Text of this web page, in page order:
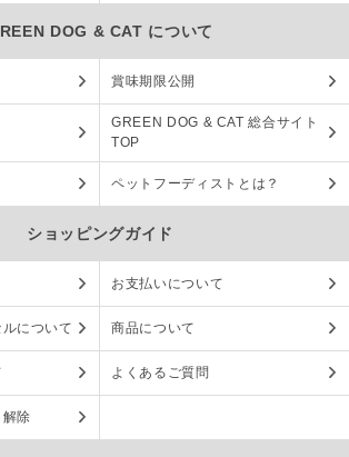
DOG & CAT について
賞味期限公開
GREEN DOG & CAT 総合サイト
TOP
ペットフーディストとは？
ショッピングガイド
お支払いについて
について 商品について
よくあるご質問
除